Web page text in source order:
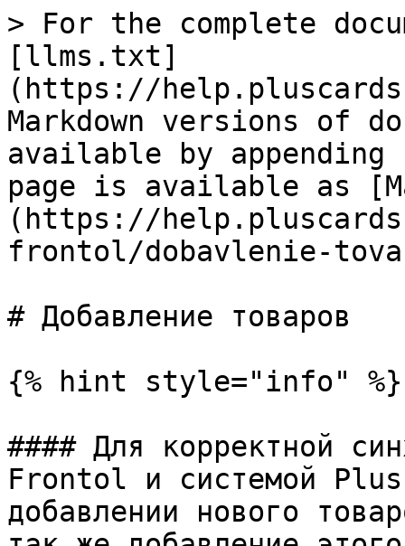
> For the complete
[llms.txt]
(https://
Markdown versions of
available by
page is available as
(https://
frontol/dobavlenie-
# Добавление товаров
{% hint style="info" %}
#### Для корректной
Frontol и системой
добавлении нового